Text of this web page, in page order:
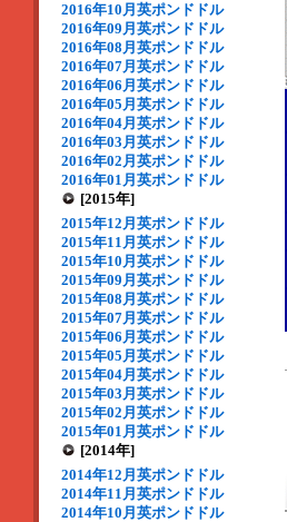
2016年10月英ポンドドル
2016年09月英ポンドドル
2016年08月英ポンドドル
2016年07月英ポンドドル
2016年06月英ポンドドル
2016年05月英ポンドドル
2016年04月英ポンドドル
2016年03月英ポンドドル
2016年02月英ポンドドル
2016年01月英ポンドドル
[2015年]
2015年12月英ポンドドル
2015年11月英ポンドドル
2015年10月英ポンドドル
2015年09月英ポンドドル
2015年08月英ポンドドル
2015年07月英ポンドドル
2015年06月英ポンドドル
2015年05月英ポンドドル
2015年04月英ポンドドル
2015年03月英ポンドドル
2015年02月英ポンドドル
2015年01月英ポンドドル
[2014年]
2014年12月英ポンドドル
2014年11月英ポンドドル
2014年10月英ポンドドル